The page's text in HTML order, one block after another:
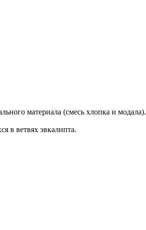
материала (смесь хлопка и модала).
в ветвях эвкалипта.